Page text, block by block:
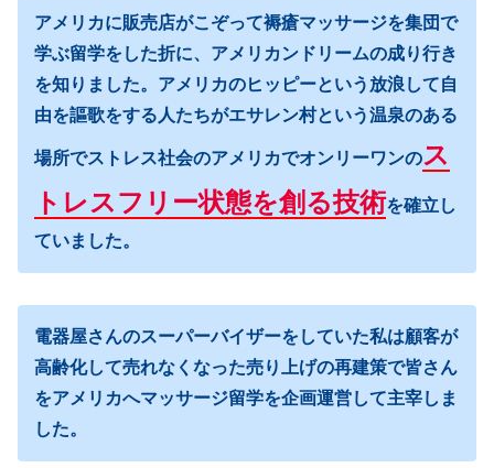
アメリカに販売店がこぞって褥瘡マッサージを集団で
学ぶ留学をした折に、アメリカンドリームの成り行き
を知りました。アメリカのヒッピーという放浪して自
由を謳歌をする人たちがエサレン村という温泉のある
場所でストレス社会のアメリカでオンリーワンのス
トレスフリー状態を創る技術を確立し
ていました。
電器屋さんのスーパーバイザーをしていた私は顧客が
高齢化して売れなくなった売り上げの再建策で皆さん
をアメリカへマッサージ留学を企画運営して主宰しま
した。